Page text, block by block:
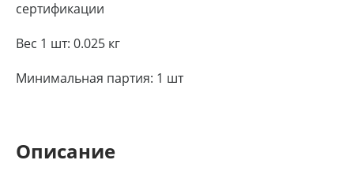
сертификации
Вес 1 шт: 0.025 кг
Минимальная партия: 1 шт
Описание